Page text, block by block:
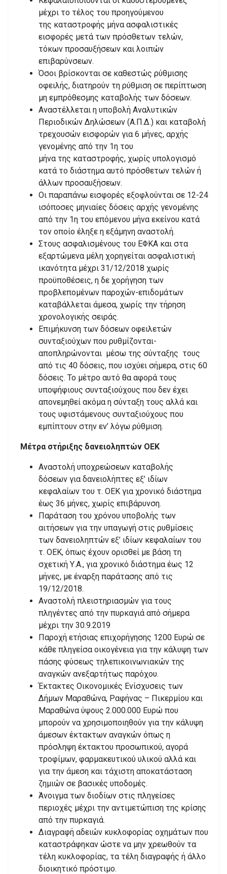
μέχρι το τέλος του προηγούμενου
της καταστροφής μήνα ασφαλιστικές
εισφορές μετά των πρόσθετων τελών,
τόκων προσαυξήσεων και λοιπών
επιβαρύνσεων.
Όσοι βρίσκονται σε καθεστώς ρύθμισης
οφειλής, διατηρούν τη ρύθμιση σε περίπτωση
μη εμπρόθεσμης καταβολής των δόσεων.
Αναστέλλεται η υποβολή Αναλυτικών
Περιοδικών Δηλώσεων (Α.Π.Δ.) και καταβολή
τρεχουσών εισφορών για 6 μήνες, αρχής
γενομένης από την 1η του
μήνα της καταστροφής, χωρίς υπολογισμό
κατά το διάστημα αυτό πρόσθετων τελών ή
άλλων προσαυξήσεων.
Οι παραπάνω εισφορές εξοφλούνται σε 12-24
ισόποσες μηνιαίες δόσεις αρχής γενομένης
από την 1η του επόμενου μήνα εκείνου κατά
τον οποίο έληξε η εξάμηνη αναστολή.
Στους ασφαλισμένους του ΕΦΚΑ και στα
εξαρτώμενα μέλη χορηγείται ασφαλιστική
ικανότητα μέχρι 31/12/2018 χωρίς
προϋποθέσεις, η δε χορήγηση των
προβλεπομένων παροχών-επιδομάτων
καταβάλλεται άμεσα, χωρίς την τήρηση
χρονολογικής σειράς.
Επιμήκυνση των δόσεων οφειλετών
συνταξιούχων που ρυθμίζονται-
αποπληρώνονται μέσω της σύνταξης τους
από τις 40 δόσεις, που ισχύει σήμερα, στις 60
δόσεις. Το μέτρο αυτό θα αφορά τους
υποψήφιους συνταξιούχους που δεν έχει
απονεμηθεί ακόμα η σύνταξη τους αλλά και
τους υφιστάμενους συνταξιούχους που
εμπίπτουν στην εν’ λόγω ρύθμιση.
Μέτρα στήριξης δανειοληπτών ΟΕΚ
Αναστολή υποχρεώσεων καταβολής
δόσεων για δανειολήπτες εξ’ ιδίων
κεφαλαίων του τ. ΟΕΚ για χρονικό διάστημα
έως 36 μήνες, χωρίς επιβάρυνση.
Παράταση του χρόνου υποβολής των
αιτήσεων για την υπαγωγή στις ρυθμίσεις
των δανειοληπτών εξ’ ιδίων κεφαλαίων του
τ. ΟΕΚ, όπως έχουν ορισθεί με βάση τη
σχετική Υ.Α., για χρονικό διάστημα έως 12
μήνες, με έναρξη παράτασης από τις
19/12/2018.
Αναστολή πλειστηριασμών για τους
πληγέντες από την πυρκαγιά από σήμερα
μέχρι την 30.9.2019
Παροχή ετήσιας επιχορήγησης 1200 Ευρώ σε
κάθε πληγείσα οικογένεια για την κάλυψη των
πάσης φύσεως τηλεπικοινωνιακών της
αναγκών ανεξαρτήτως παρόχου.
Έκτακτες Οικονομικές Ενίσχυσεις των
Δήμων Μαραθώνα, Ραφήνας – Πικερμίου και
Μαραθώνα ύψους 2.000.000 Ευρώ που
μπορούν να χρησιμοποιηθούν για την κάλυψη
άμεσων έκτακτων αναγκών όπως η
πρόσληψη έκτακτου προσωπικού, αγορά
τροφίμων, φαρμακευτικού υλικού αλλά και
για την άμεση και τάχιστη αποκατάσταση
ζημιών σε βασικές υποδομές.
Άνοιγμα των διοδίων στις πληγείσες
περιοχές μέχρι την αντιμετώπιση της κρίσης
από την πυρκαγιά.
Διαγραφή αδειών κυκλοφορίας οχημάτων που
καταστράφηκαν ώστε να μην χρεωθούν τα
τέλη κυκλοφορίας, τα τέλη διαγραφής ή άλλο
διοικητικό πρόστιμο.